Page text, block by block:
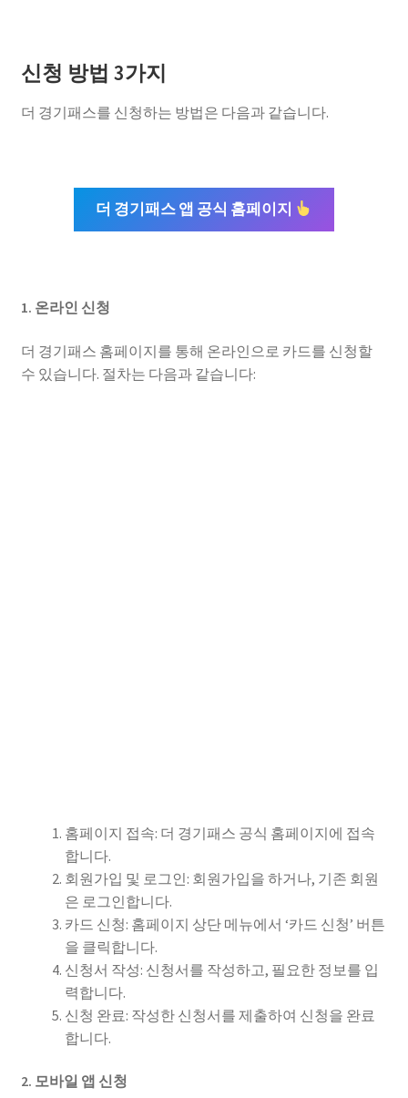
신청 방법 3가지
더 경기패스를 신청하는 방법은 다음과 같습니다.
더 경기패스 앱 공식 홈페이지
1. 온라인 신청
더 경기패스 홈페이지를 통해 온라인으로 카드를 신청할
수 있습니다. 절차는 다음과 같습니다:
홈페이지 접속: 더 경기패스 공식 홈페이지에 접속
합니다.
회원가입 및 로그인: 회원가입을 하거나, 기존 회원
은 로그인합니다.
카드 신청: 홈페이지 상단 메뉴에서 ‘카드 신청’ 버튼
을 클릭합니다.
신청서 작성: 신청서를 작성하고, 필요한 정보를 입
력합니다.
신청 완료: 작성한 신청서를 제출하여 신청을 완료
합니다.
2. 모바일 앱 신청